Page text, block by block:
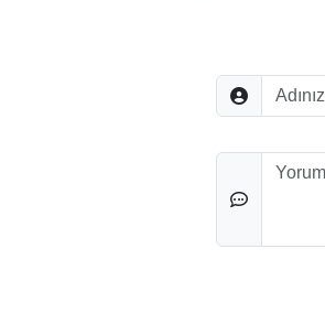
Adınız
Düşünceleriniz